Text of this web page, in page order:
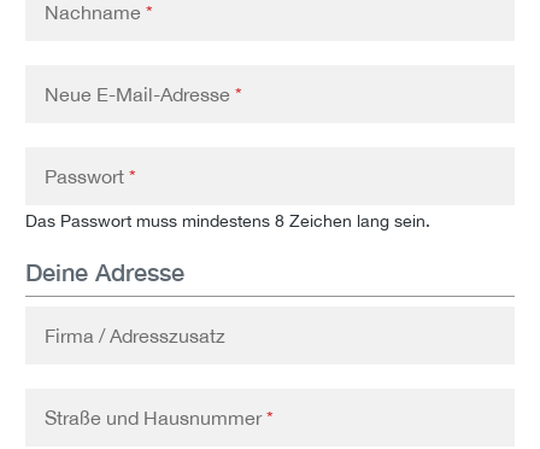
Nachname *
Neue E-Mail-Adresse *
Passwort *
Das Passwort muss mindestens 8 Zeichen lang sein.
Deine Adresse
Firma / Adresszusatz
Straße und Hausnummer*